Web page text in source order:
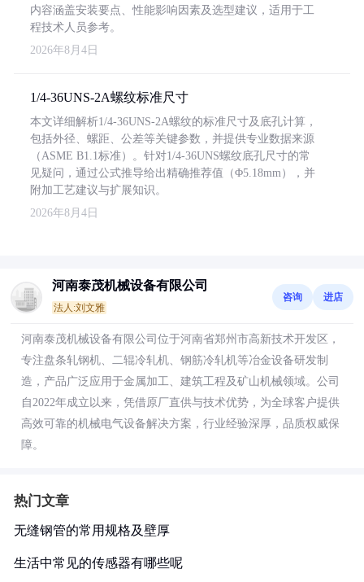
内容涵盖安装要点、性能影响因素及选型建议，适用于工
程技术人员参考。
2026年8月4日
1/4-36UNS-2A螺纹标准尺寸
本文详细解析1/4-36UNS-2A螺纹的标准尺寸及底孔计算，
包括外径、螺距、公差等关键参数，并提供专业数据来源
（ASME B1.1标准）。针对1/4-36UNS螺纹底孔尺寸的常
见疑问，通过公式推导给出精确推荐值（Φ5.18mm），并
附加工艺建议与扩展知识。
2026年8月4日
河南泰茂机械设备有限公司
法人:刘文雅
咨询 进店
河南泰茂机械设备有限公司位于河南省郑州市高新技术开发区，
专注盘条轧钢机、二辊冷轧机、钢筋冷轧机等冶金设备研发制
造，产品广泛应用于金属加工、建筑工程及矿山机械领域。公司
自2022年成立以来，凭借原厂直供与技术优势，为全球客户提供
高效可靠的机械电气设备解决方案，行业经验深厚，品质权威保
障。
热门文章
无缝钢管的常用规格及壁厚
生活中常见的传感器有哪些呢